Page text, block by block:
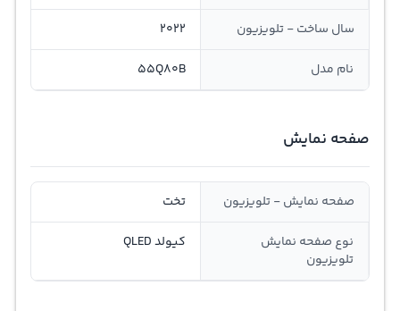
سال ساخت - تلویزیون 2022
نام مدل 55Q80B
صفحه نمایش
صفحه نمایش - تلویزیون تخت
نوع صفحه نمایش
تلویزیون
کیولد QLED